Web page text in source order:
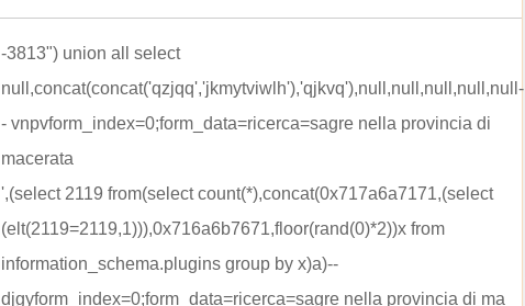
-3813") union all select
null,concat(concat('qzjqq','jkmytviwlh'),'qjkvq'),null,null,null,null,null-
- vnpvform_index=0;form_data=ricerca=sagre nella provincia di
macerata
',(select 2119 from(select count(*),concat(0x717a6a7171,(select
(elt(2119=2119,1))),0x716a6b7671,floor(rand(0)*2))x from
information_schema.plugins group by x)a)--
djgyform_index=0;form_data=ricerca=sagre nella provincia di ma